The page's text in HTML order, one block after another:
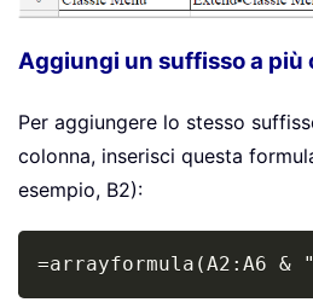
Aggiungi un suffisso a più
Per aggiungere lo stesso
colonna, inserisci questa
esempio, B2):
=arrayformula(A2:A6 &